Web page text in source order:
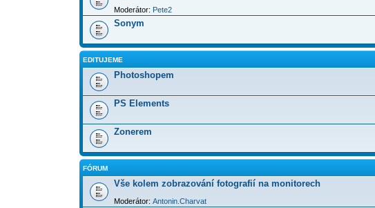
Moderátor: Pete2
Sonym
EDITUJEME
Photoshopem
PS Elements
Zonerem
FÓRUM
Vše kolem zobrazování fotografií na monitorech
Moderátor: Antonin.Charvat